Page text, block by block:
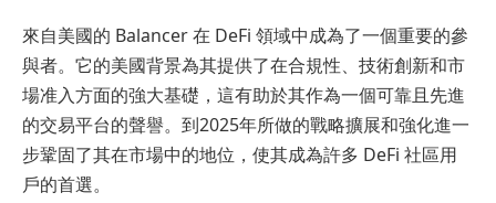
來自美國的 Balancer 在 DeFi 領域中成為了一個重要的參
與者。它的美國背景為其提供了在合規性、技術創新和市
場准入方面的強大基礎，這有助於其作為一個可靠且先進
的交易平台的聲譽。到2025年所做的戰略擴展和強化進一
步鞏固了其在市場中的地位，使其成為許多 DeFi 社區用
戶的首選。